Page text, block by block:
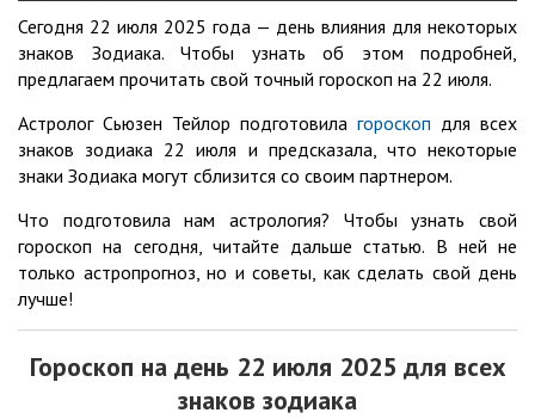
Сегодня 22 июля 2025 года — день влияния для некоторых
знаков Зодиака. Чтобы узнать об этом подробней,
предлагаем прочитать свой точный гороскоп на 22 июля.
Астролог Сьюзен Тейлор подготовила гороскоп для всех
знаков зодиака 22 июля и предсказала, что некоторые
знаки Зодиака могут сблизится со своим партнером.
Что подготовила нам астрология? Чтобы узнать свой
гороскоп на сегодня, читайте дальше статью. В ней не
только астропрогноз, но и советы, как сделать свой день
лучше!
Гороскоп на день 22 июля 2025 для всех
знаков зодиака